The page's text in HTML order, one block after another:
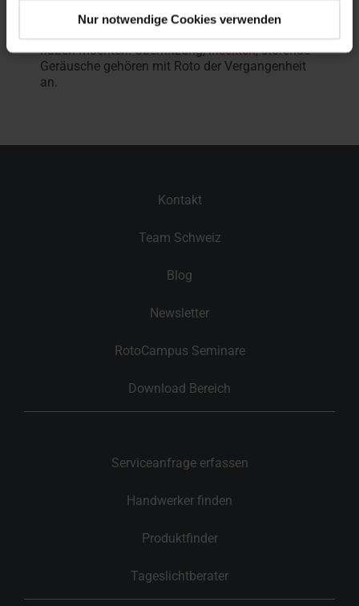
Nur notwendige Cookies verwenden
Rollladen reicht.
haben möchten: Überhitzung, Insekten, störende
Geräusche gehören mit Roto der Vergangenheit
an.
Kontakt
Team Schweiz
Blog
Newsletter
RotoCampus Seminare
Download Bereich
Serviceanfrage erfassen
Handwerker finden
Produktfinder
Tageslichtberater